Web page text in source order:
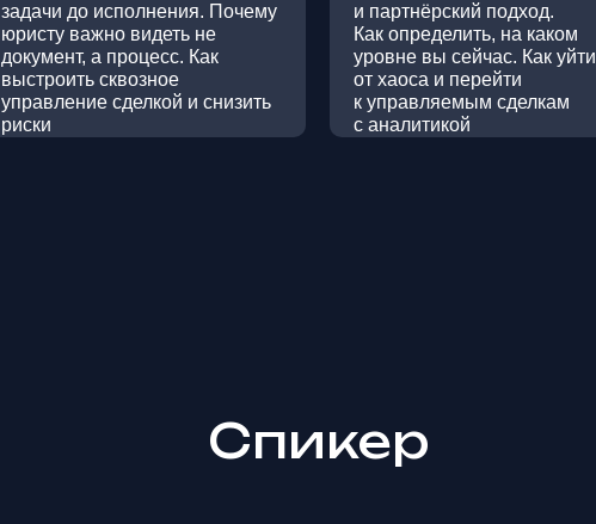
и партнёрский подход.
Как определить, на каком
уровне вы сейчас. Как уйти
от хаоса и перейти
к управляемым сделкам
с аналитикой
задачи до исполнения. Почему
юристу важно видеть не
документ, а процесс. Как
выстроить сквозное
управление сделкой и снизить
риски
Спикер